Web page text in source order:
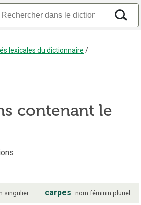
lexicales du dictionnaire /
contenant le
singulier carpes nom féminin pluriel